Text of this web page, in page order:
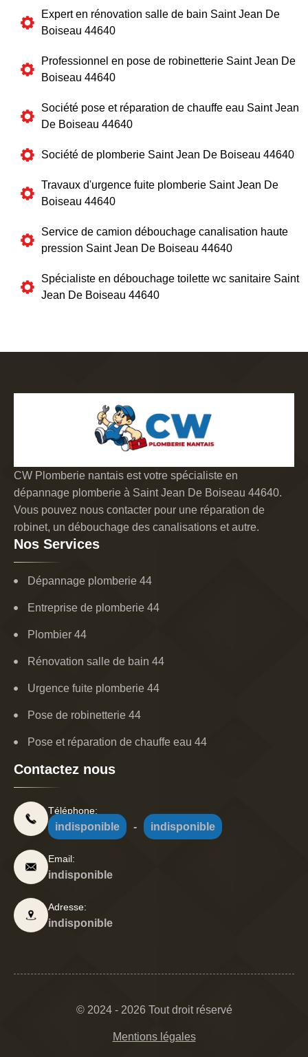
Expert en rénovation salle de bain Saint Jean De
Boiseau 44640
Professionnel en pose de robinetterie Saint Jean De
Boiseau 44640
Société pose et réparation de chauffe eau Saint Jean
De Boiseau 44640
Société de plomberie Saint Jean De Boiseau 44640
Travaux d'urgence fuite plomberie Saint Jean De
Boiseau 44640
Service de camion débouchage canalisation haute
pression Saint Jean De Boiseau 44640
Spécialiste en débouchage toilette wc sanitaire Saint
Jean De Boiseau 44640
CW Plomberie nantais est votre spécialiste en
dépannage plomberie à Saint Jean De Boiseau 44640.
Vous pouvez nous contacter pour une réparation de
robinet, un débouchage des canalisations et autre.
Nos Services
Dépannage plomberie 44
Entreprise de plomberie 44
Plombier 44
Rénovation salle de bain 44
Urgence fuite plomberie 44
Pose de robinetterie 44
Pose et réparation de chauffe eau 44
Contactez nous
Téléphone:
indisponible - indisponible
Email:
indisponible
Adresse:
indisponible
© 2024 - 2026 Tout droit réservé
Mentions légales